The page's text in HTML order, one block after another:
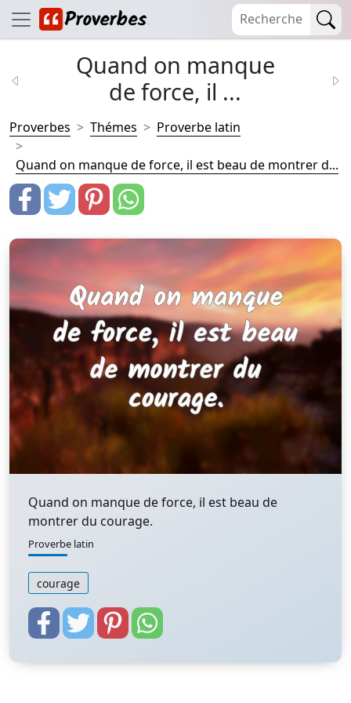
Quand on manque
de force, il ...
Proverbes Thémes Proverbe latin
Quand on manque de force, il est beau de montrer d...
Quand on manque de force, il est beau de
montrer du courage.
Proverbe latin
courage